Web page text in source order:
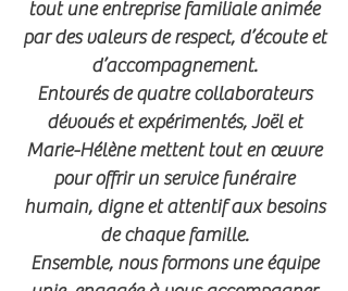
tout une entreprise familiale animée
par des valeurs de respect, d’écoute et
d’accompagnement.
Entourés de quatre collaborateurs
dévoués et expérimentés, Joël et
Marie-Hélène mettent tout en œuvre
pour offrir un service funéraire
humain, digne et attentif aux besoins
de chaque famille.
Ensemble, nous formons une équipe